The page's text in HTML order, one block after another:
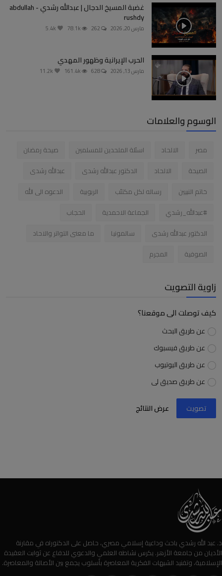
غضبة المسيخ الدجال | عبدالله رشدي - abdullah
rushdy
مارس 20, 2026
الحرب الإيرانية وظهور المهدي
مارس 13, 2026
الوسوم والعلامات
مصر الالحاد اسئلة الملحدين للمسلمين
صيحة رمضان
الصيحة
الالحاد الدكتور عبدالله رشدى
عبدالله رشدى
خاتم النبيين
رساله لكل مكتئب الربوبية
الدعوه الى الله
#عبدالله_رشدي
الجماعة الاحمدية
الحجاب
الدكتور عبدالله رشدى
سالمونيا
ما معنى التواتر والاحاد
الصوفية
المجرم
زاوية التصويت
كيف توصلت الى موقعنا؟
عن طريق البحث
عن طريق فيسبوك
عن طريق اليوتيوب
عن طريق صديق لى
تصويت عرض النتائج
د. عبد الله رشدي باحث وداعية إسلامي مصري، حاصل على الدكتوراه في مقارنة
الأديان من جامعة الأزهر. يكرس نشاطه العلمي والدعوي للدفاع عن ثوابت العقيدة
الإسلامية، وتفنيد الشبهات الفكرية المعاصرة بأسلوب يجمع بين الأصالة والمعاصرة.